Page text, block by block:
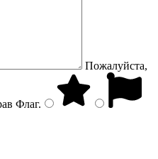
Пожалуйста,
Флаг.